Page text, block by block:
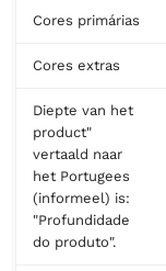
Cores primárias
Cores extras
Diepte van het
product"
vertaald naar
het Portugees
(informeel) is:
"Profundidade
do produto".